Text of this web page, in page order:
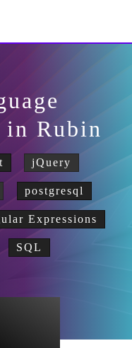
Rubin
jQuery
postgresql
Expressions
SQL